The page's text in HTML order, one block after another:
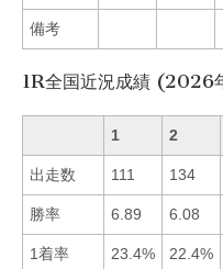
備考
1R全国近況成績 (2026
1 2
出走数 111 134
勝率 6.89 6.08
1着率 23.4% 22.4%